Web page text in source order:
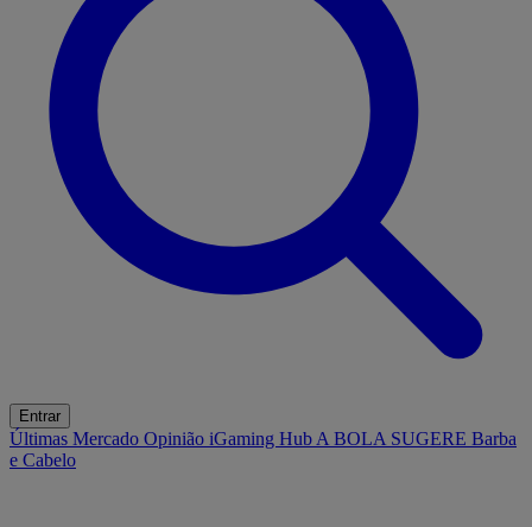
Entrar
Últimas Mercado Opinião iGaming Hub A BOLA SUGERE Barba
e Cabelo